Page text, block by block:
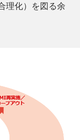
理化）を図る余